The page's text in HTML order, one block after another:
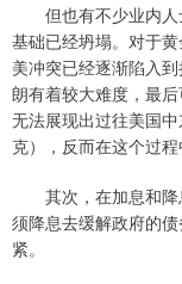
但也有不少业内人
基础已经坍塌。对于
美冲突已经逐渐陷入
朗有着较大难度，最
无法展现出过往美国
克），反而在这个过
其次，在加息和降
须降息去缓解政府的
紧。